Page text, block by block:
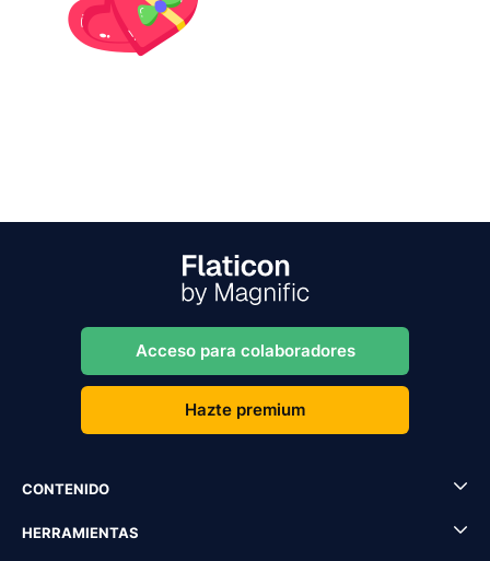
Acceso para colaboradores
Hazte premium
CONTENIDO
HERRAMIENTAS